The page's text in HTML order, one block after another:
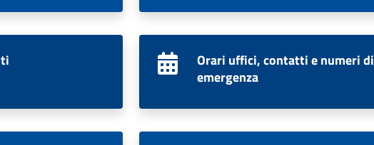
Orari uffici, contatti e numeri di
emergenza